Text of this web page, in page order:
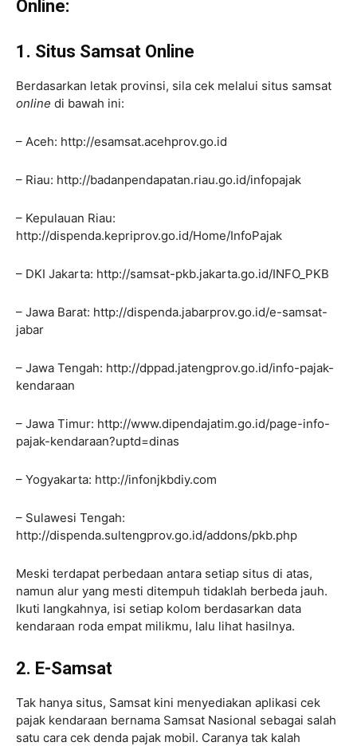
Online:
1. Situs Samsat Online
Berdasarkan letak provinsi, sila cek melalui situs samsat
online di bawah ini:
– Aceh: http://esamsat.acehprov.go.id
– Riau: http://badanpendapatan.riau.go.id/infopajak
– Kepulauan Riau:
http://dispenda.kepriprov.go.id/Home/InfoPajak
– DKI Jakarta: http://samsat-pkb.jakarta.go.id/INFO_PKB
– Jawa Barat: http://dispenda.jabarprov.go.id/e-samsat-
jabar
– Jawa Tengah: http://dppad.jatengprov.go.id/info-pajak-
kendaraan
– Jawa Timur: http://www.dipendajatim.go.id/page-info-
pajak-kendaraan?uptd=dinas
– Yogyakarta: http://infonjkbdiy.com
– Sulawesi Tengah:
http://dispenda.sultengprov.go.id/addons/pkb.php
Meski terdapat perbedaan antara setiap situs di atas,
namun alur yang mesti ditempuh tidaklah berbeda jauh.
Ikuti langkahnya, isi setiap kolom berdasarkan data
kendaraan roda empat milikmu, lalu lihat hasilnya.
2. E-Samsat
Tak hanya situs, Samsat kini menyediakan aplikasi cek
pajak kendaraan bernama Samsat Nasional sebagai salah
satu cara cek denda pajak mobil. Caranya tak kalah